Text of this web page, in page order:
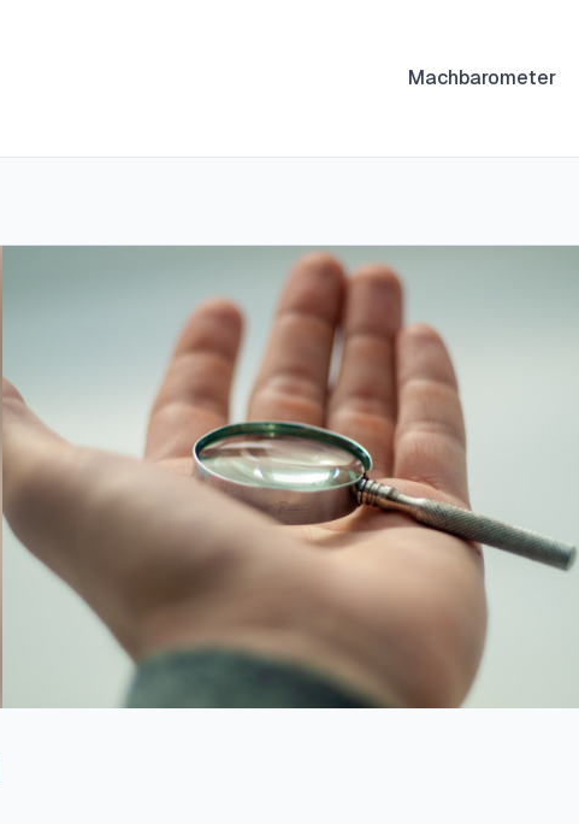
Machbarometer